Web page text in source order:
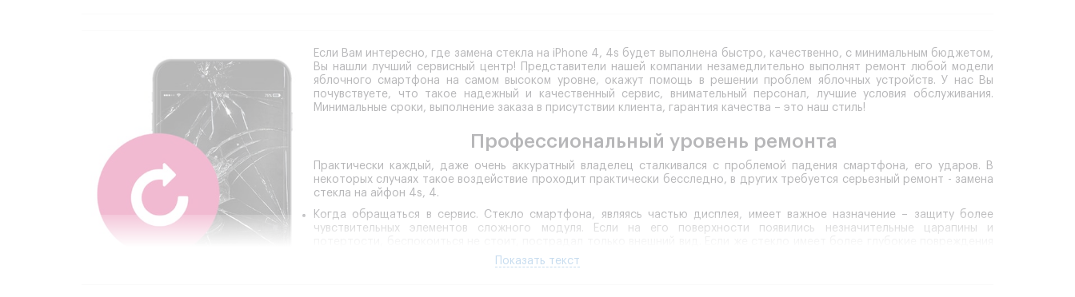
Если Вам интересно, где замена стекла на iPhone 4, 4s будет выполнена быстро, качественно, с минимальным бюджетом,
Вы нашли лучший сервисный центр! Представители нашей компании незамедлительно выполнят ремонт любой модели
яблочного смартфона на самом высоком уровне, окажут помощь в решении проблем яблочных устройств. У нас Вы
почувствуете, что такое надежный и качественный сервис, внимательный персонал, лучшие условия обслуживания.
Минимальные сроки, выполнение заказа в присутствии клиента, гарантия качества – это наш стиль!
Профессиональный уровень ремонта
Практически каждый, даже очень аккуратный владелец сталкивался с проблемой падения смартфона, его ударов. В
некоторых случаях такое воздействие проходит практически бесследно, в других требуется серьезный ремонт - замена
стекла на айфон 4s, 4.
Когда обращаться в сервис. Стекло смартфона, являясь частью дисплея, имеет важное назначение – защиту более
чувствительных элементов сложного модуля. Если на его поверхности появились незначительные царапины и
или разбито, замена стекла айфон 4с становится практически необходима. Если своевременно не заменить стекло,
могут пострадать внутренние модули, ремонт которых обойдется в разы дороже.
Показать текст